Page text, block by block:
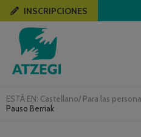
ESTÁ EN: Castellano/ Para las
Pauso Berriak
INSCRIPCIONES